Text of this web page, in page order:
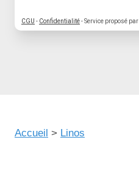
CGU - Confidentialité- Service proposé par
Accueil > Linos